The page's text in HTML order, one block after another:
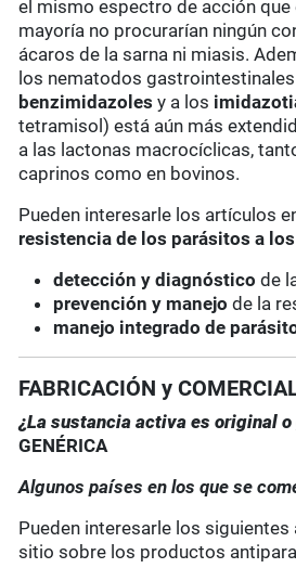
el mismo espectro de acción
mayoría no procurarían ningún
ácaros de la sarna ni miasis.
los nematodos
benzimidazoles y a los
tetramisol) está aún más
a las lactonas macrocíclicas,
caprinos como en bovinos.
Pueden interesarle los artículos
resistencia de los parásitos a
detección y diagnóstico de
prevención y manejo de la
manejo integrado de
FABRICACIÓN y
¿La sustancia activa es original o
GENÉRICA
Algunos países en los que se
Pueden interesarle los
sitio sobre los productos